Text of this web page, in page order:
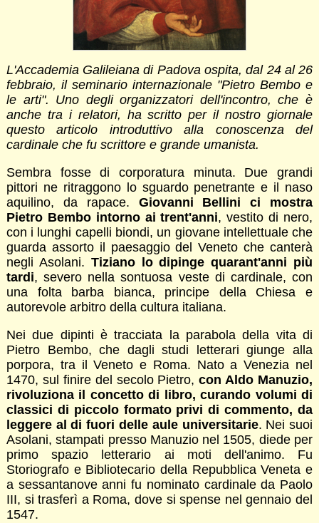
L'Accademia Galileiana di Padova ospita, dal 24 al 26
febbraio, il seminario internazionale "Pietro Bembo e
le arti". Uno degli organizzatori dell'incontro, che è
anche tra i relatori, ha scritto per il nostro giornale
questo articolo introduttivo alla conoscenza del
cardinale che fu scrittore e grande umanista.
Sembra fosse di corporatura minuta. Due grandi
pittori ne ritraggono lo sguardo penetrante e il naso
aquilino, da rapace. Giovanni Bellini ci mostra
Pietro Bembo intorno ai trent'anni, vestito di nero,
con i lunghi capelli biondi, un giovane intellettuale che
guarda assorto il paesaggio del Veneto che canterà
negli Asolani. Tiziano lo dipinge quarant'anni più
tardi, severo nella sontuosa veste di cardinale, con
una folta barba bianca, principe della Chiesa e
autorevole arbitro della cultura italiana.
Nei due dipinti è tracciata la parabola della vita di
Pietro Bembo, che dagli studi letterari giunge alla
porpora, tra il Veneto e Roma. Nato a Venezia nel
1470, sul finire del secolo Pietro,con Aldo Manuzio,
rivoluziona il concetto di libro, curando volumi di
classici di piccolo formato privi di commento, da
leggere al di fuori delle aule universitarie. Nei suoi
Asolani, stampati presso Manuzio nel 1505, diede per
primo spazio letterario ai moti dell'animo. Fu
Storiografo e Bibliotecario della Repubblica Veneta e
a sessantanove anni fu nominato cardinale da Paolo
III, si trasferì a Roma, dove si spense nel gennaio del
1547.